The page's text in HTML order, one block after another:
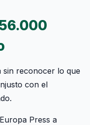
reconocer lo que
con el
Press a